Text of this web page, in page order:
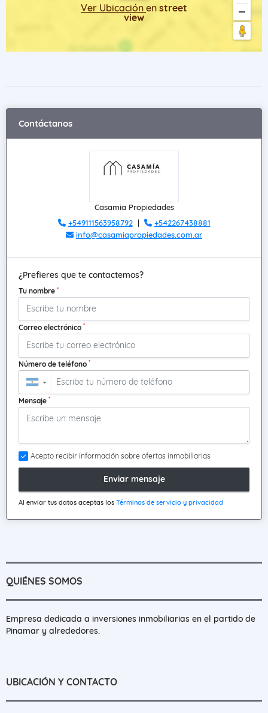
Ver Ubicación en street
view
Contáctanos
Casamia Propiedades
+549111563958792|
+542267438881
info@casamiapropiedades.com.ar
¿Prefieres que te contactemos?
Tu nombre *
Correo electrónico *
Número de teléfono *
▼
Mensaje *
Acepto recibir información sobre ofertas inmobiliarias
Enviar mensaje
Al enviar tus datos aceptas los Términos de servicio y privacidad
QUIÉNES SOMOS
Empresa dedicada a inversiones inmobiliarias en el partido de
Pinamar y alrededores.
UBICACIÓN Y CONTACTO